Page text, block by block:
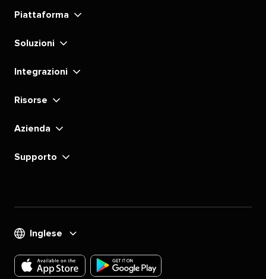
LinkedIn​​
Instagram​​
YouTube​​
TikTok​​
Pinterest​​
Piattaforma​​
Soluzioni​​
Integrazioni​​
Risorse​​
Azienda​​
Supporto​​
Inglese​​